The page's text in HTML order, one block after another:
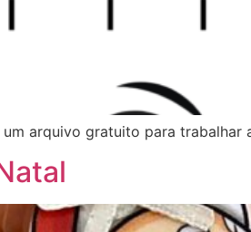
arquivo gratuito para trabalhar